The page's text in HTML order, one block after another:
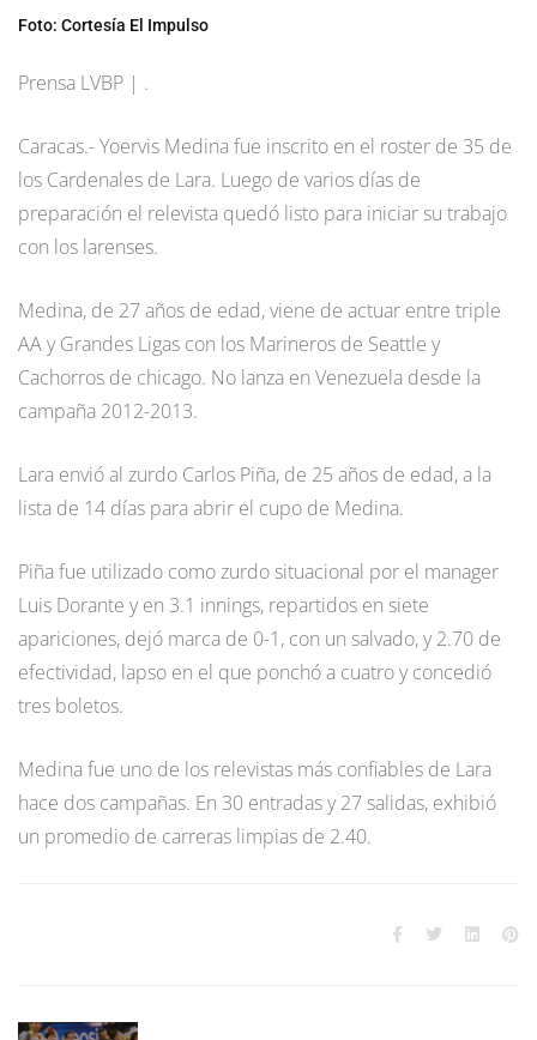
Foto: Cortesía El Impulso
Prensa LVBP | .
Caracas.- Yoervis Medina fue inscrito en el roster de 35 de
los Cardenales de Lara. Luego de varios días de
preparación el relevista quedó listo para iniciar su trabajo
con los larenses.
Medina, de 27 años de edad, viene de actuar entre triple
AA y Grandes Ligas con los Marineros de Seattle y
Cachorros de chicago. No lanza en Venezuela desde la
campaña 2012-2013.
Lara envió al zurdo Carlos Piña, de 25 años de edad, a la
lista de 14 días para abrir el cupo de Medina.
Piña fue utilizado como zurdo situacional por el manager
Luis Dorante y en 3.1 innings, repartidos en siete
apariciones, dejó marca de 0-1, con un salvado, y 2.70 de
efectividad, lapso en el que ponchó a cuatro y concedió
tres boletos.
Medina fue uno de los relevistas más confiables de Lara
hace dos campañas. En 30 entradas y 27 salidas, exhibió
un promedio de carreras limpias de 2.40.